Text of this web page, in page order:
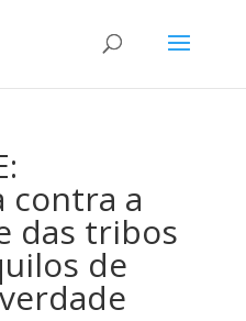
contra a
das tribos
de